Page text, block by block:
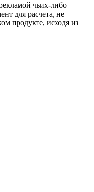
чьих-либо
для расчета, не
продукте, исходя из